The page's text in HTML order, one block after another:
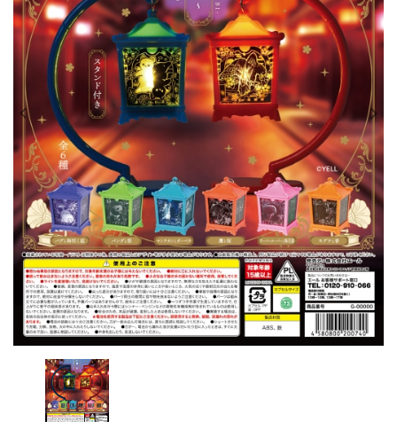
カプセルトイマシン本体
カプセルトイ
販促用空カプセル
レンタル
景品・玩具・文具
販促用カプセルトイ
よくあるご質問